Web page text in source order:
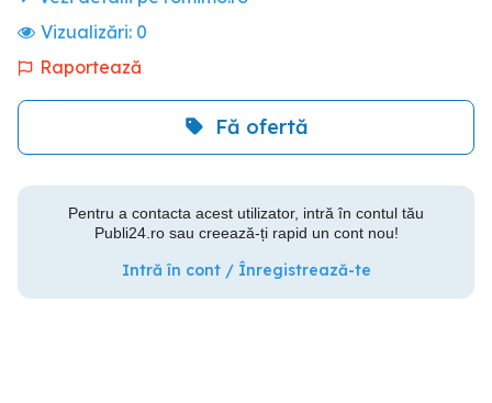
Vizualizări: 0
Raportează
Fă ofertă
Pentru a contacta acest utilizator, intră în contul tău
Publi24.ro sau creează-ți rapid un cont nou!
Intră în cont / Înregistrează-te